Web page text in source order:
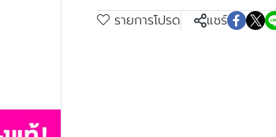
รายการโปรด แชร์